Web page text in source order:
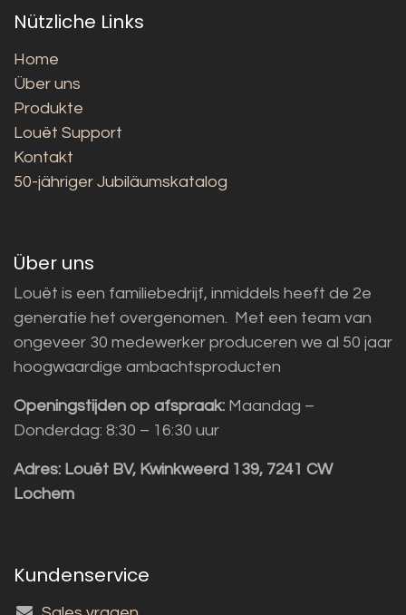
Nützliche Links
Home
Über uns
Produkte
Louët Support
Kontakt
50-jähriger Jubiläumskatalog
Über uns
Louët is een familiebedrijf, inmiddels heeft de 2e
generatie het overgenomen. Met een team van
ongeveer 30 medewerker produceren we al 50 jaar
hoogwaardige ambachtsproducten
Openingstijden op afspraak: Maandag –
Donderdag: 8:30 – 16:30 uur
Adres: Louët BV, Kwinkweerd 139, 7241 CW
Lochem
Kundenservice